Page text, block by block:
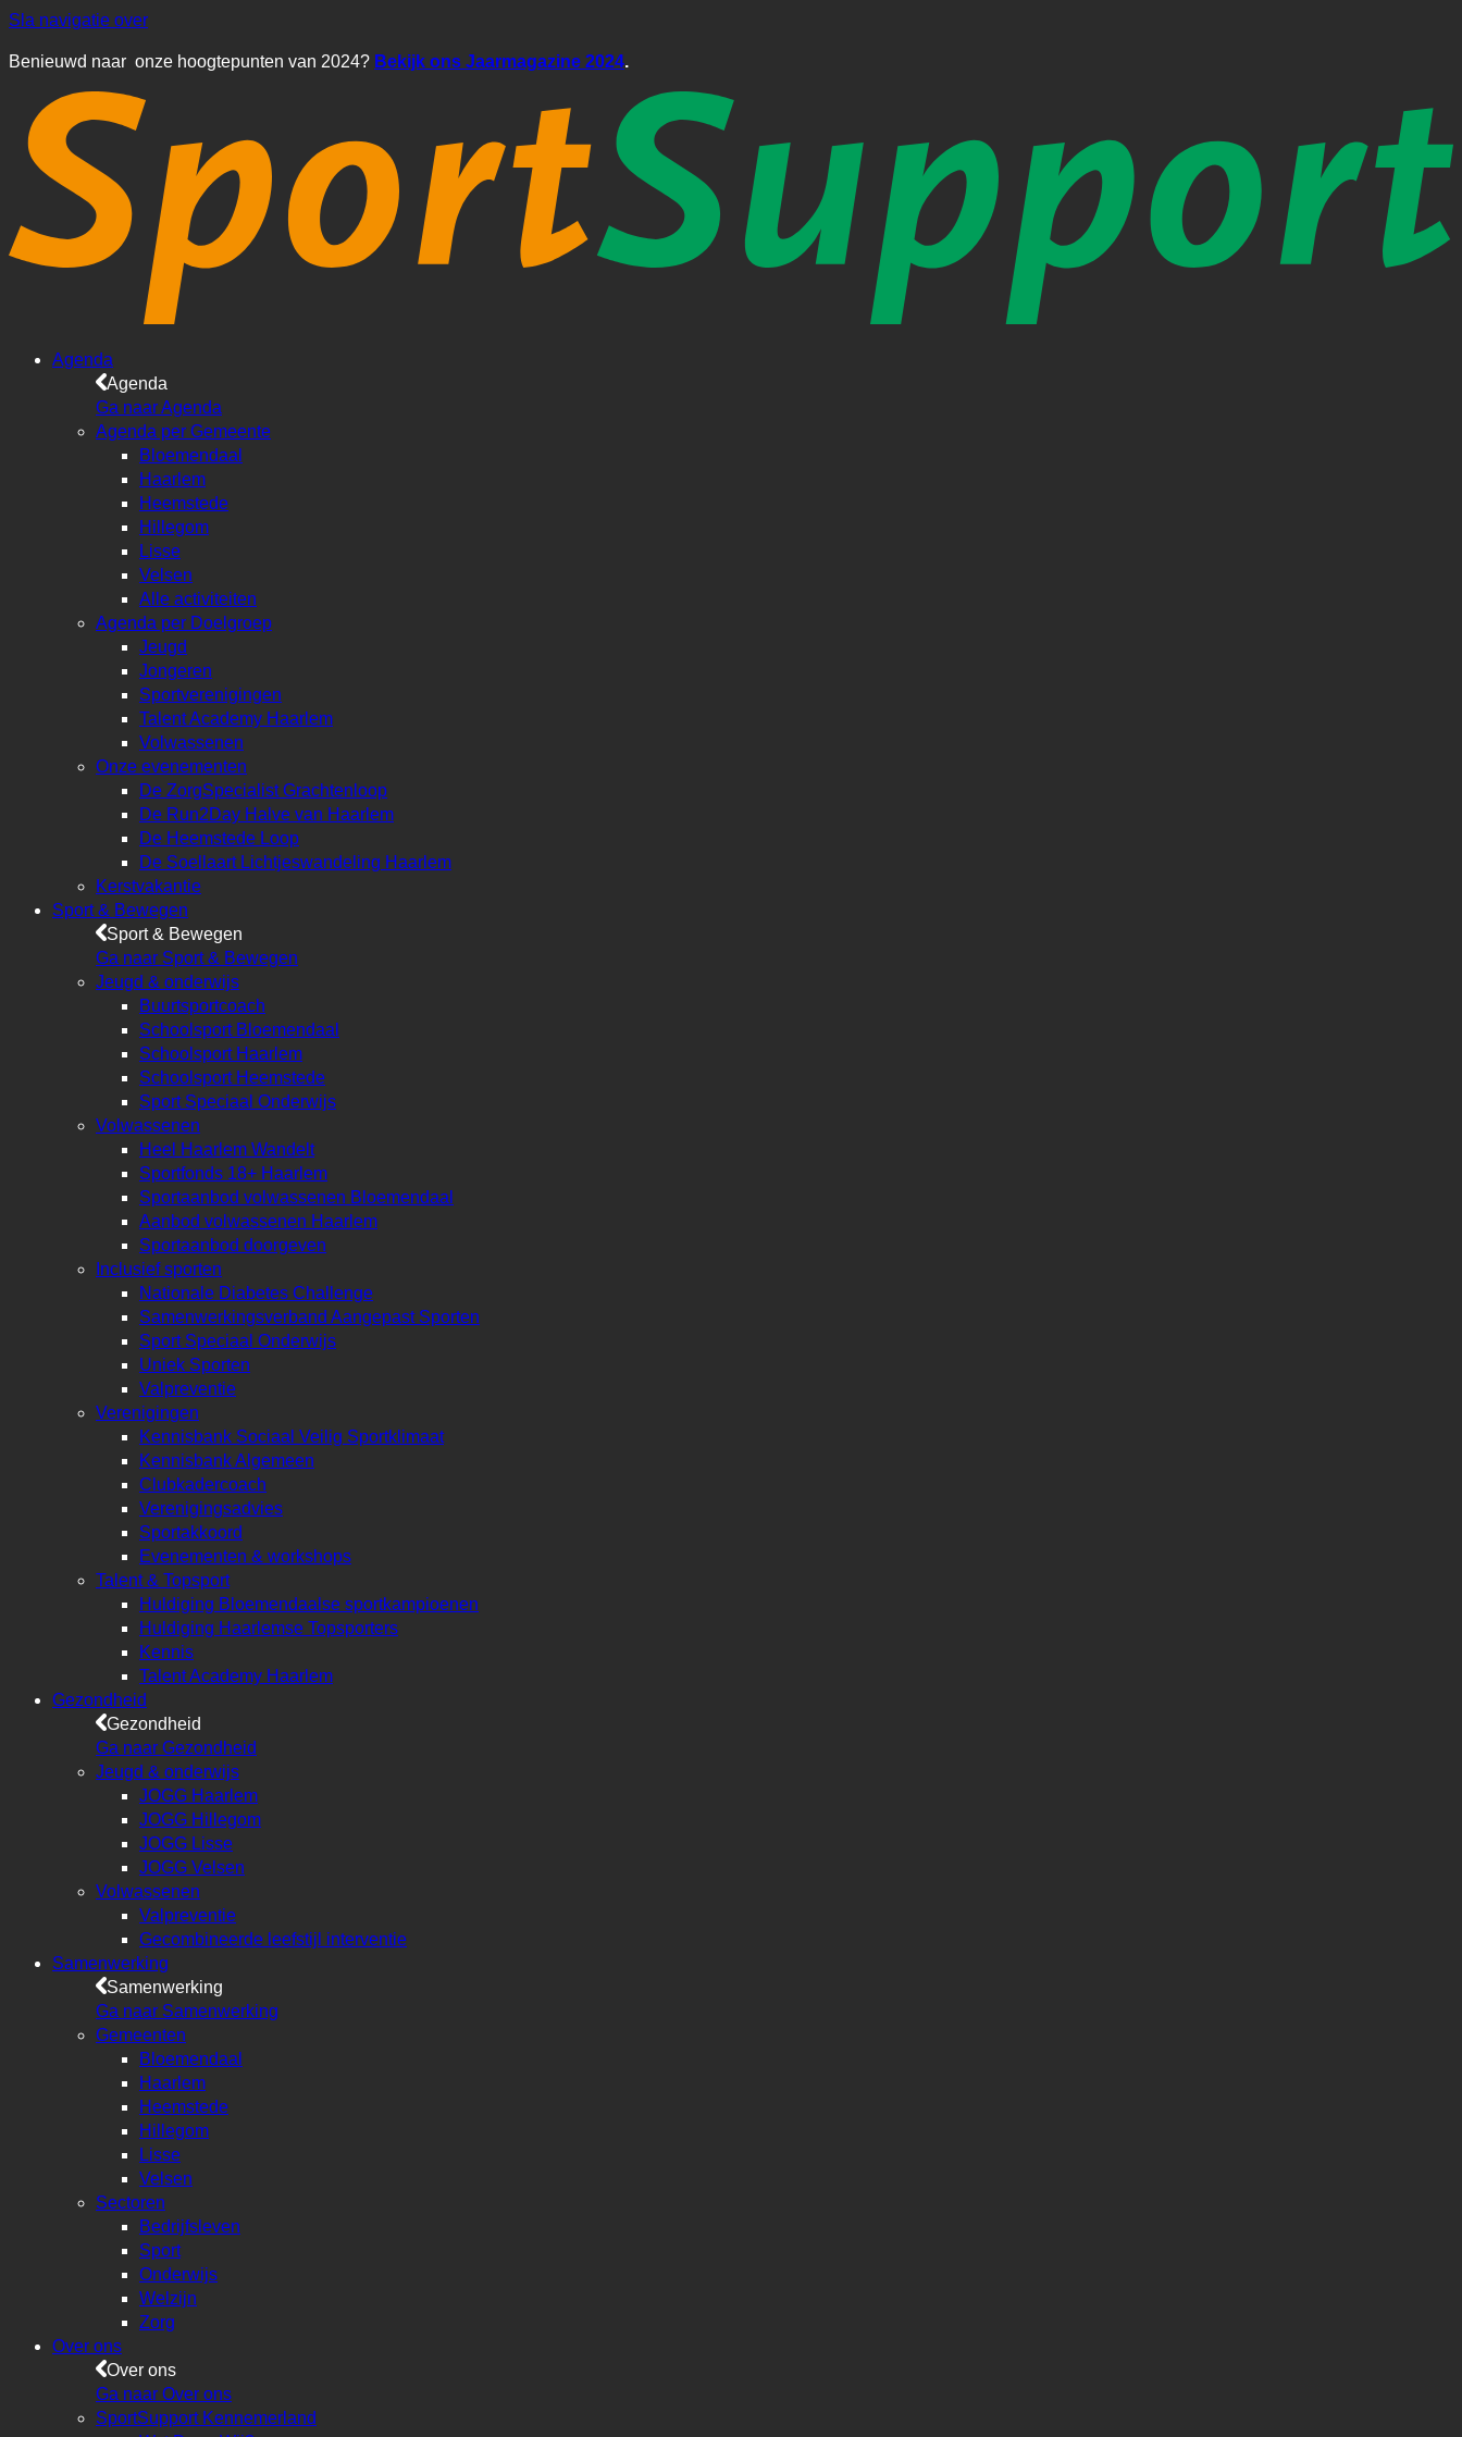
Sla navigatie over
Benieuwd naar onze hoogtepunten van 2024? Bekijk ons Jaarmagazine 2024.
Agenda
Agenda
Ga naar Agenda
Agenda per Gemeente
Bloemendaal
Haarlem
Heemstede
Hillegom
Lisse
Velsen
Alle activiteiten
Agenda per Doelgroep
Jeugd
Jongeren
Sportverenigingen
Talent Academy Haarlem
Volwassenen
Onze evenementen
De ZorgSpecialist Grachtenloop
De Run2Day Halve van Haarlem
De Heemstede Loop
De Soellaart Lichtjeswandeling Haarlem
Kerstvakantie
Sport & Bewegen
Sport & Bewegen
Ga naar Sport & Bewegen
Jeugd & onderwijs
Buurtsportcoach
Schoolsport Bloemendaal
Schoolsport Haarlem
Schoolsport Heemstede
Sport Speciaal Onderwijs
Volwassenen
Heel Haarlem Wandelt
Sportfonds 18+ Haarlem
Sportaanbod volwassenen Bloemendaal
Aanbod volwassenen Haarlem
Sportaanbod doorgeven
Inclusief sporten
Nationale Diabetes Challenge
Samenwerkingsverband Aangepast Sporten
Sport Speciaal Onderwijs
Uniek Sporten
Valpreventie
Verenigingen
Kennisbank Sociaal Veilig Sportklimaat
Kennisbank Algemeen
Clubkadercoach
Verenigingsadvies
Sportakkoord
Evenementen & workshops
Talent & Topsport
Huldiging Bloemendaalse sportkampioenen
Huldiging Haarlemse Topsporters
Kennis
Talent Academy Haarlem
Gezondheid
Gezondheid
Ga naar Gezondheid
Jeugd & onderwijs
JOGG Haarlem
JOGG Hillegom
JOGG Lisse
JOGG Velsen
Volwassenen
Valpreventie
Gecombineerde leefstijl interventie
Samenwerking
Samenwerking
Ga naar Samenwerking
Gemeenten
Bloemendaal
Haarlem
Heemstede
Hillegom
Lisse
Velsen
Sectoren
Bedrijfsleven
Sport
Onderwijs
Welzijn
Zorg
Over ons
Over ons
Ga naar Over ons
SportSupport Kennemerland